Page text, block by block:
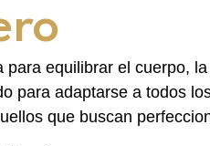
equilibrar el cuerpo,
para adaptarse a todos
que buscan